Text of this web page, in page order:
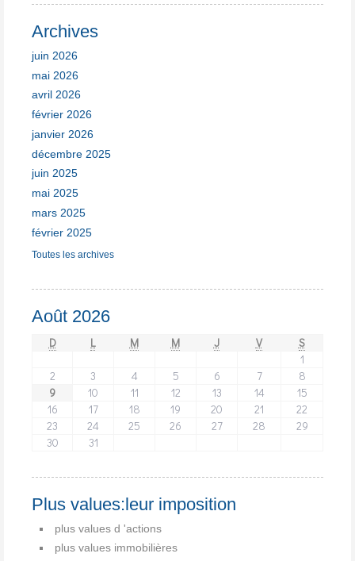
Archives
juin 2026
mai 2026
avril 2026
février 2026
janvier 2026
décembre 2025
juin 2025
mai 2025
mars 2025
février 2025
Toutes les archives
Août 2026
D L M M J V
S
1
2
3 4 5 6 7
8
9
10 11 12 13 14
15
16
17 18 19 20 21
22
23
24 25 26 27 28
29
30
31
Plus values:leur imposition
plus values d 'actions
plus values immobilières